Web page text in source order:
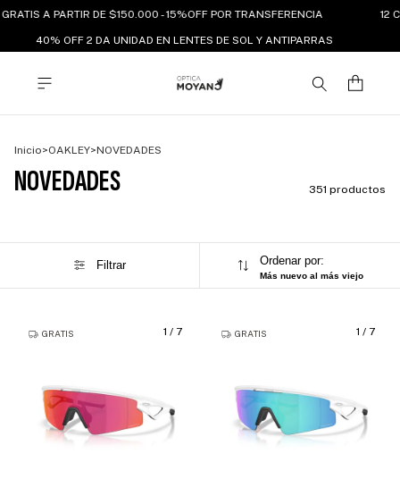
A PARTIR DE $150.000 - 15%OFF POR TRANSFERENCIA 12
40% OFF 2 DA UNIDAD EN LENTES DE SOL Y ANTIPARRAS
Inicio>OAKLEY>NOVEDADES
NOVEDADES 351 productos
Filtrar Ordenar por:
Más nuevo al más viejo
1 / 7
GRATIS 1 / 7
GRATIS